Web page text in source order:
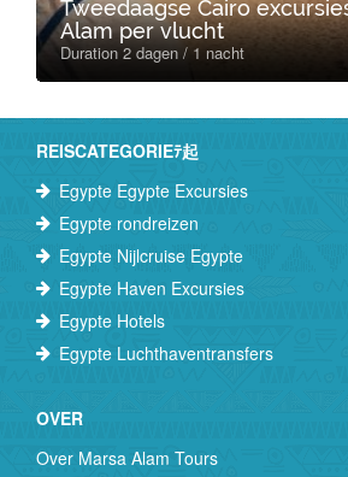
Tweedaagse Cairo
Alam per vlucht
Duration 2 dagen / 1 nacht
REISCATEGORIEﾃ起
Egypte Egypte Excursies
Egypte rondreizen
Egypte Nijlcruise Egypte
Egypte Haven Excursies
Egypte Hotels
Egypte Luchthaventransfers
OVER
Over Marsa Alam Tours